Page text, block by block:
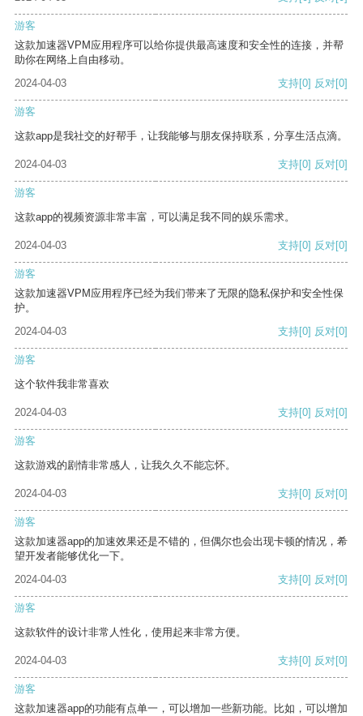
游客
这款加速器VPM应用程序可以给你提供最高速度和安全性的连接，并帮
助你在网络上自由移动。
2024-04-03
支持[0] 反对[0]
游客
这款app是我社交的好帮手，让我能够与朋友保持联系，分享生活点滴。
2024-04-03 支持[0] 反对[0]
游客
这款app的视频资源非常丰富，可以满足我不同的娱乐需求。
2024-04-03 支持[0] 反对[0]
游客
这款加速器VPM应用程序已经为我们带来了无限的隐私保护和安全性保
护。
2024-04-03
支持[0] 反对[0]
游客
这个软件我非常喜欢
2024-04-03 支持[0] 反对[0]
游客
这款游戏的剧情非常感人，让我久久不能忘怀。
2024-04-03 支持[0] 反对[0]
游客
这款加速器app的加速效果还是不错的，但偶尔也会出现卡顿的情况，希
望开发者能够优化一下。
2024-04-03
支持[0] 反对[0]
游客
这款软件的设计非常人性化，使用起来非常方便。
2024-04-03 支持[0] 反对[0]
游客
这款加速器app的功能有点单一，可以增加一些新功能。比如，可以增加